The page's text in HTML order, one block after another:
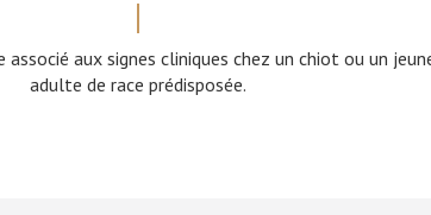
associé aux signes cliniques chez un chiot ou un
adulte de race prédisposée.